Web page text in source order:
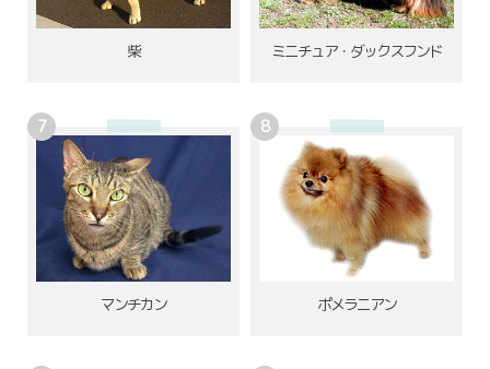
柴 ミニチュア・ダックスフンド
マンチカン ポメラニアン